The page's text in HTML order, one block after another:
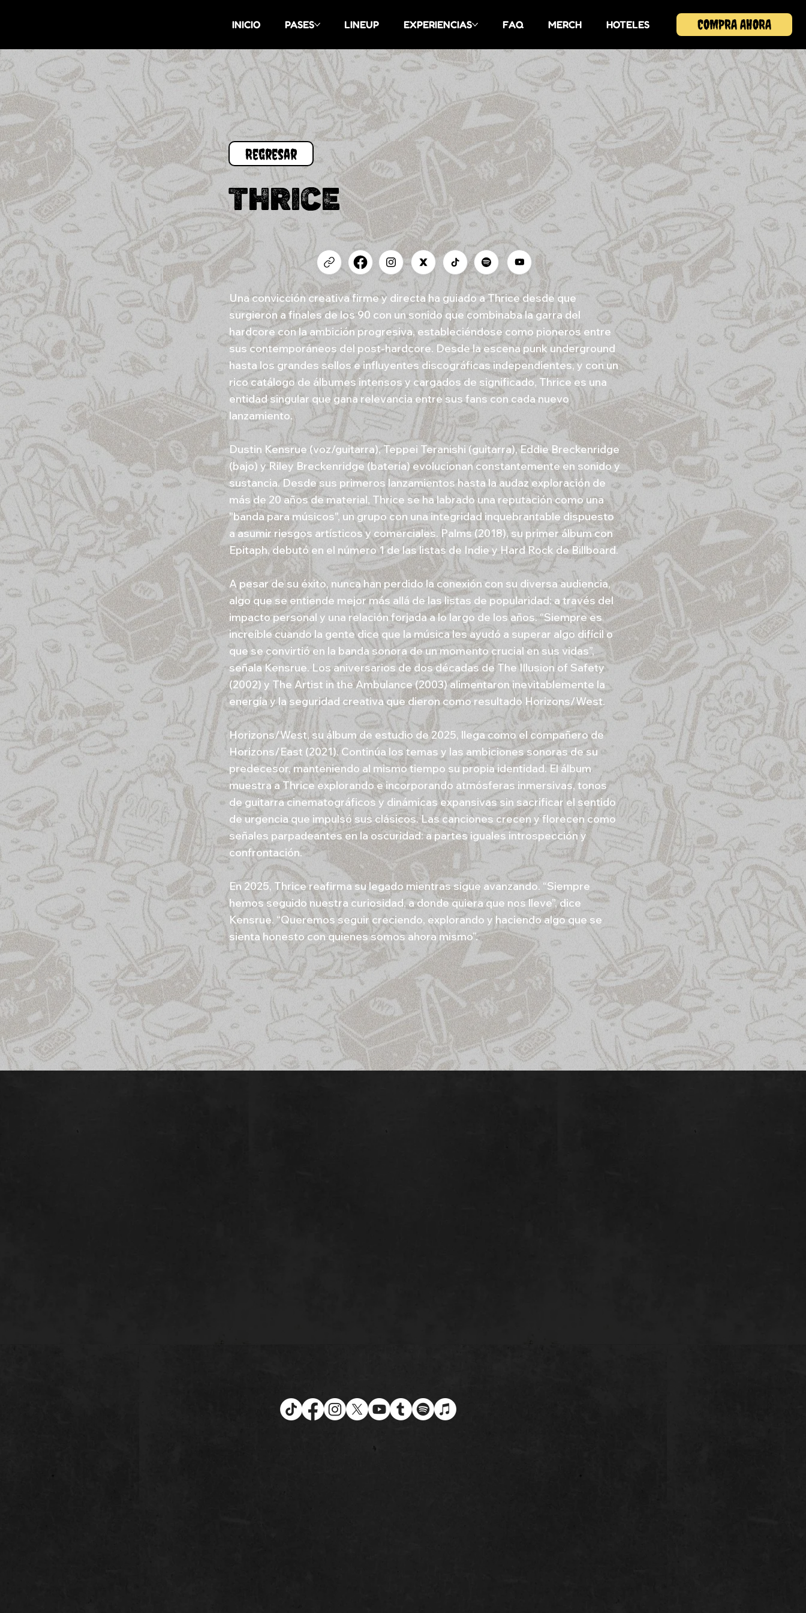
INICIO PASES LINEUP EXPERIENCIAS FAQ MERCH HOTELES COMPRA AHORA
THRICE
Una convicción creativa firme y directa ha guiado a Thrice desde que
surgieron a finales de los 90 con un sonido que combinaba la garra del
hardcore con la ambición progresiva, estableciéndose como pioneros entre
sus contemporáneos del post-hardcore. Desde la escena punk underground
hasta los grandes sellos e influyentes discográficas independientes, y con un
rico catálogo de álbumes intensos y cargados de significado, Thrice es una
entidad singular que gana relevancia entre sus fans con cada nuevo
lanzamiento.
Dustin Kensrue (voz/guitarra), Teppei Teranishi (guitarra), Eddie Breckenridge
(bajo) y Riley Breckenridge (batería) evolucionan constantemente en sonido y
sustancia. Desde sus primeros lanzamientos hasta la audaz exploración de
más de 20 años de material, Thrice se ha labrado una reputación como una
"banda para músicos", un grupo con una integridad inquebrantable dispuesto
a asumir riesgos artísticos y comerciales. Palms (2018), su primer álbum con
Epitaph, debutó en el número 1 de las listas de Indie y Hard Rock de Billboard.
A pesar de su éxito, nunca han perdido la conexión con su diversa audiencia,
algo que se entiende mejor más allá de las listas de popularidad: a través del
impacto personal y una relación forjada a lo largo de los años. “Siempre es
increíble cuando la gente dice que la música les ayudó a superar algo difícil o
que se convirtió en la banda sonora de un momento crucial en sus vidas”,
señala Kensrue. Los aniversarios de dos décadas de The Illusion of Safety
(2002) y The Artist in the Ambulance (2003) alimentaron inevitablemente la
energía y la seguridad creativa que dieron como resultado Horizons/West.
Horizons/West, su álbum de estudio de 2025, llega como el compañero de
Horizons/East (2021). Continúa los temas y las ambiciones sonoras de su
predecesor, manteniendo al mismo tiempo su propia identidad. El álbum
muestra a Thrice explorando e incorporando atmósferas inmersivas, tonos
de guitarra cinematográficos y dinámicas expansivas sin sacrificar el sentido
de urgencia que impulsó sus clásicos. Las canciones crecen y florecen como
señales parpadeantes en la oscuridad: a partes iguales introspección y
confrontación.
En 2025, Thrice reafirma su legado mientras sigue avanzando. “Siempre
hemos seguido nuestra curiosidad, a donde quiera que nos lleve”, dice
Kensrue. “Queremos seguir creciendo, explorando y haciendo algo que se
sienta honesto con quienes somos ahora mismo”.